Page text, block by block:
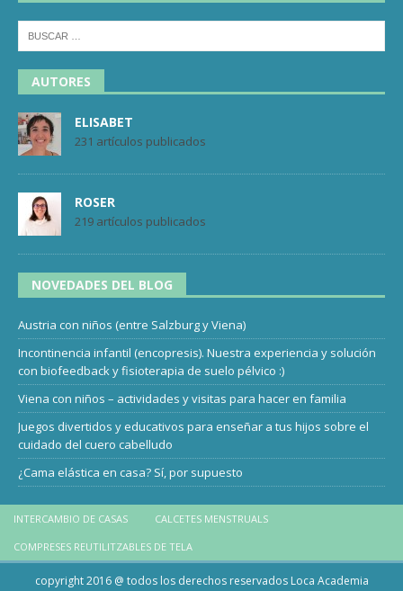
AUTORES
ELISABET
231 artículos publicados
ROSER
219 artículos publicados
NOVEDADES DEL BLOG
Austria con niños (entre Salzburg y Viena)
Incontinencia infantil (encopresis). Nuestra experiencia y solución
con biofeedback y fisioterapia de suelo pélvico :)
Viena con niños – actividades y visitas para hacer en familia
Juegos divertidos y educativos para enseñar a tus hijos sobre el
cuidado del cuero cabelludo
¿Cama elástica en casa? Sí, por supuesto
INTERCAMBIO DE CASAS CALCETES MENSTRUALS
COMPRESES REUTILITZABLES DE TELA
copyright 2016 @ todos los derechos reservados Loca Academia